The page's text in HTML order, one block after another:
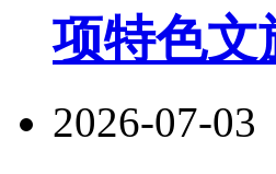
项特色文
2026-07-03